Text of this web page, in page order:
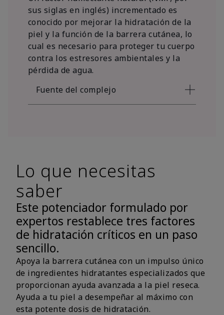
sus siglas en inglés) incrementado es
conocido por mejorar la hidratación de la
piel y la función de la barrera cutánea, lo
cual es necesario para proteger tu cuerpo
contra los estresores ambientales y la
pérdida de agua.
Fuente del complejo
Lo que necesitas
saber
Este potenciador formulado por
expertos restablece tres factores
de hidratación críticos en un paso
sencillo.
Apoya la barrera cutánea con un impulso único
de ingredientes hidratantes especializados que
proporcionan ayuda avanzada a la piel reseca.
Ayuda a tu piel a desempeñar al máximo con
esta potente dosis de hidratación.